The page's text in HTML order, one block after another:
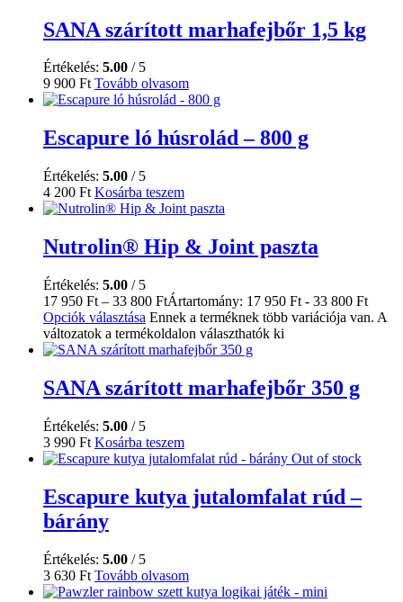
SANA szárított marhafejbőr 1,5 kg
Értékelés: 5.00 / 5
9 900 Ft Tovább olvasom
Escapure ló húsrolád – 800 g
Értékelés: 5.00 / 5
4 200 Ft Kosárba teszem
Nutrolin® Hip & Joint paszta
Értékelés: 5.00 / 5
17 950 Ft – 33 800 FtÁrtartomány: 17 950 Ft - 33 800 Ft
Opciók választása Ennek a terméknek több variációja van. A
változatok a termékoldalon választhatók ki
SANA szárított marhafejbőr 350 g
Értékelés: 5.00 / 5
3 990 Ft Kosárba teszem
Out of stock
Escapure kutya jutalomfalat rúd –
bárány
Értékelés: 5.00 / 5
3 630 Ft Tovább olvasom